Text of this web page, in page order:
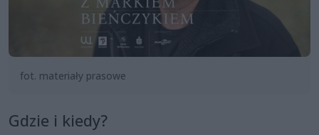
fot. materiały prasowe
Gdzie i kiedy?